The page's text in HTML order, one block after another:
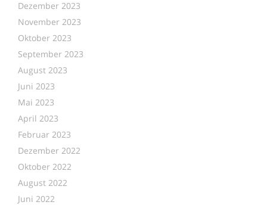
Dezember 2023
November 2023
Oktober 2023
September 2023
August 2023
Juni 2023
Mai 2023
April 2023
Februar 2023
Dezember 2022
Oktober 2022
August 2022
Juni 2022